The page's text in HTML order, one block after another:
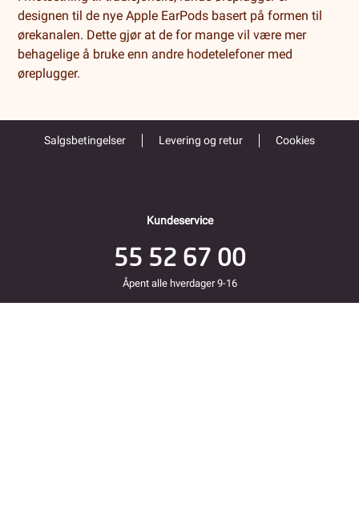
designen til de nye Apple EarPods basert på formen til
ørekanalen. Dette gjør at de for mange vil være mer
behagelige å bruke enn andre hodetelefoner med
øreplugger.
Salgsbetingelser Levering og retur Cookies
Kundeservice
55 52 67 00
Åpent alle hverdager 9-16